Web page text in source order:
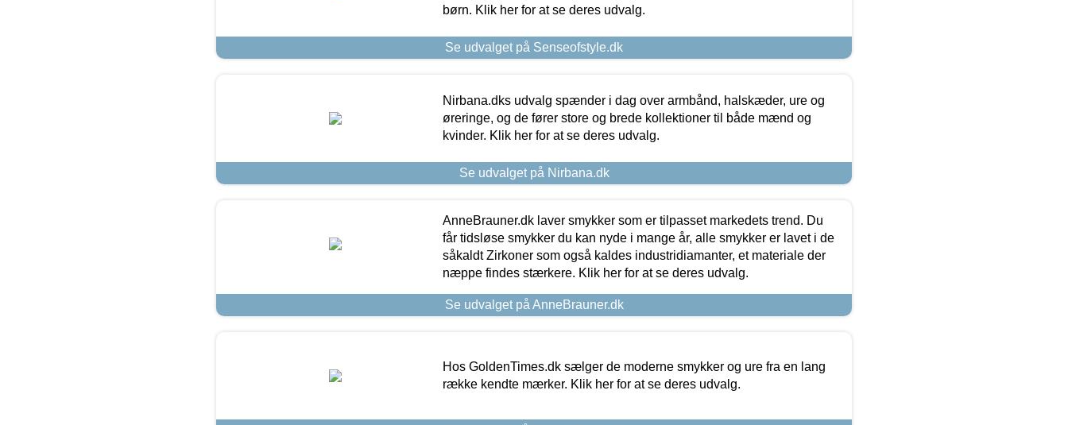
børn. Klik her for at se deres udvalg.
Se udvalget på Senseofstyle.dk
Nirbana.dks udvalg spænder i dag over armbånd, halskæder, ure og
øreringe, og de fører store og brede kollektioner til både mænd og
kvinder. Klik her for at se deres udvalg.
Se udvalget på Nirbana.dk
AnneBrauner.dk laver smykker som er tilpasset markedets trend. Du
får tidsløse smykker du kan nyde i mange år, alle smykker er lavet i de
såkaldt Zirkoner som også kaldes industridiamanter, et materiale der
næppe findes stærkere. Klik her for at se deres udvalg.
Se udvalget på AnneBrauner.dk
Hos GoldenTimes.dk sælger de moderne smykker og ure fra en lang
række kendte mærker. Klik her for at se deres udvalg.